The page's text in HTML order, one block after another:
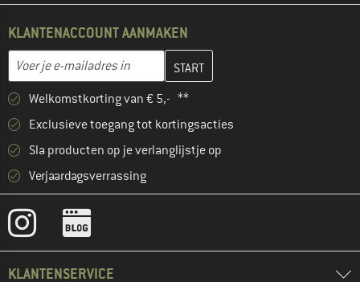
KLANTENACCOUNT AANMAKEN
E-mailadres
Vul je e-mailadres hier in en maak in de volgende stap je
Welkomstkorting van € 5,- **
Exclusieve toegang tot kortingsacties
Sla producten op je verlanglijstje op
Verjaardagsverrassing
KLANTENSERVICE